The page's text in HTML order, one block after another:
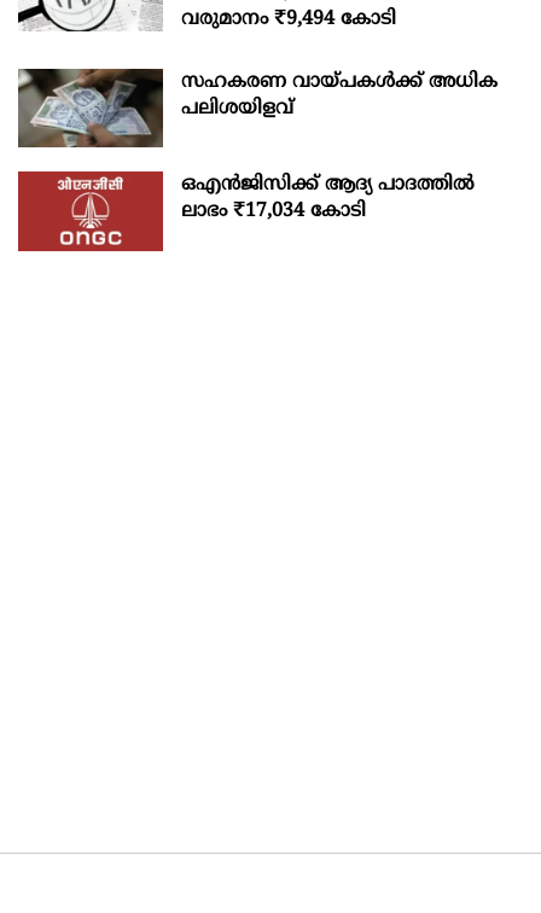
വരുമാനം ₹9,494 കോടി
സഹകരണ വായ്പകള്‍ക്ക് അധിക
പലിശയിളവ്
ഒഎന്‍ജിസിക്ക് ആദ്യ പാദത്തില്‍
ലാഭം ₹17,034 കോടി